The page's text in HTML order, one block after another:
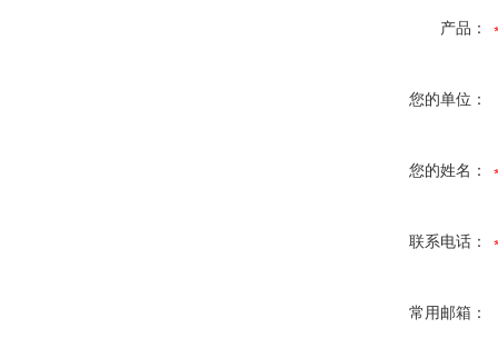
产品：
您的单位：
您的姓名：
联系电话：
常用邮箱：